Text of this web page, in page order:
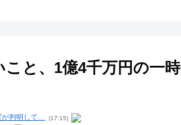
こと、1億4千万円の一時
が判明して… (17:15)